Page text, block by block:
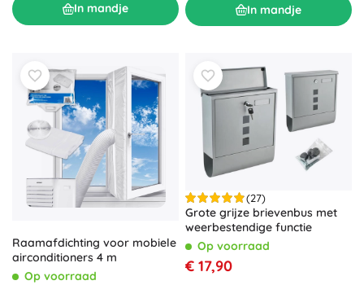
In mandje In mandje
Raamafdichting voor mobiele
airconditioners 4 m
Op voorraad
(27)
Grote grijze brievenbus met
weerbestendige functie
Op voorraad
€ 17,90